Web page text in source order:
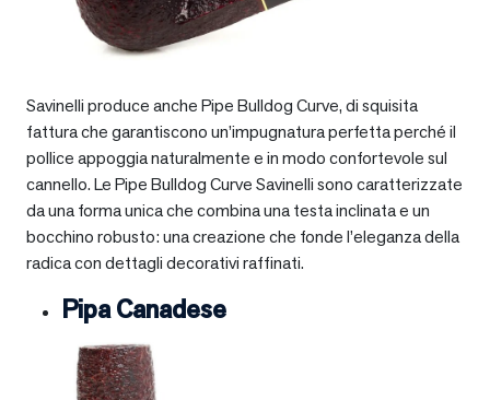
Savinelli produce anche Pipe Bulldog Curve, di squisita
fattura che garantiscono un’impugnatura perfetta perché il
pollice appoggia naturalmente e in modo confortevole sul
cannello. Le Pipe Bulldog Curve Savinelli sono caratterizzate
da una forma unica che combina una testa inclinata e un
bocchino robusto: una creazione che fonde l’eleganza della
radica con dettagli decorativi raffinati.
Pipa Canadese